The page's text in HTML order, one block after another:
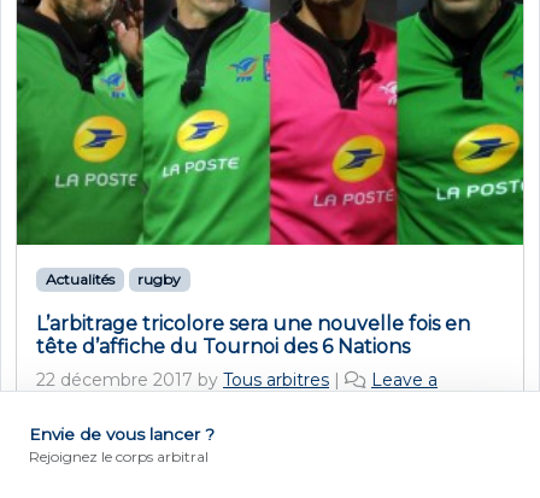
Actualités rugby
L’arbitrage tricolore sera une nouvelle fois en
tête d’affiche du Tournoi des 6 Nations
22 décembre 2017 by Tous arbitres |
Leave a
Après la Coupe du monde 2015 où, avec
4 arbitres désignés, la France était la nation la
Envie de vous lancer ?
Rejoignez le corps arbitral